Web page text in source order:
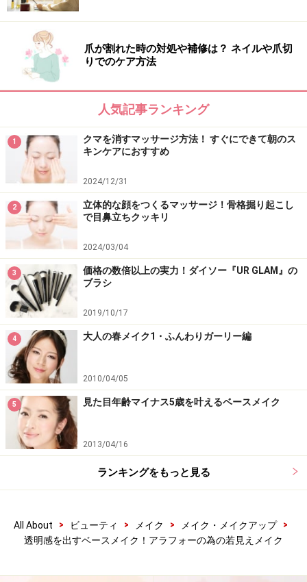
ファンデだけで隠せないシミやクマのカバ
ーはどうする？
シミはアイシャドウチップでのせ、指でぼかす
普段使っているパウダーファンデをスポット利用！
ファンデーションを塗ってもシミや吹き出物が目立つ場
合には、パウダーファンデをアイシャドウチップで塗っ
てカバーします。アイシャドウチップを使うことで、ピ
ンポイントに狙った箇所をカバーできます。
目の下のクマには、オレンジ色と黄色の2色のコンシー
ラーを使う
1. オレンジ系のコンシーラーをのせる
コンシーラーもチップでぽんぽんとなじませる
ファンデーションの上からオレンジ系のコンシーラーを
のせて、まずクマを明るくします。
爪が割れた時の対処や補修は？ ネイルや爪切
りでのケア方法
人気記事ランキング
1
クマを消すマッサージ方法！ すぐにできて朝のス
キンケアにおすすめ
2024/12/31
2
立体的な顔をつくるマッサージ！骨格掘り起こし
で目鼻立ちクッキリ
2024/03/04
3
価格の数倍以上の実力！ダイソー『UR GLAM』の
ブラシ
2019/10/17
4 大人の春メイク1・ふんわりガーリー編
2010/04/05
5 見た目年齢マイナス5歳を叶えるベースメイク
2013/04/16
ランキングをもっと見る
All About > ビューティ > メイク > メイク・メイクアップ
>
透明感を出すベースメイク！アラフォーの為の若見えメイク